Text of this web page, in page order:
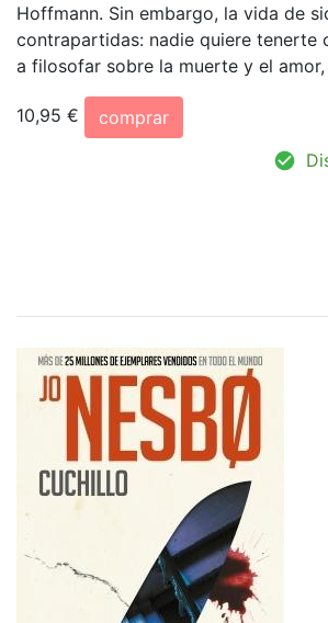
Hoffmann. Sin embargo, la vida de
contrapartidas: nadie quiere tenerte
a filosofar sobre la muerte y el amor,
10,95 €
comprar